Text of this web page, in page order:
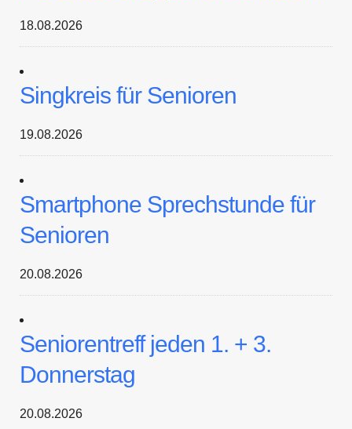
18.08.2026
Singkreis für Senioren
19.08.2026
Smartphone Sprechstunde für
Senioren
20.08.2026
Seniorentreff jeden 1. + 3.
Donnerstag
20.08.2026